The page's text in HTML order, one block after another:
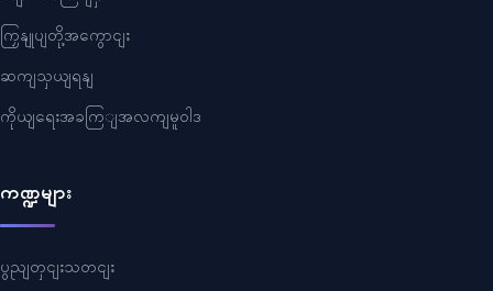
ကြှနျုပျတို့အကွောငျး
ဆကျသှယျရနျ
ကိုယျရေးအခကြျအလကျမူဝါဒ
ကဏ္ဍများ
ပွညျတှငျးသတငျး